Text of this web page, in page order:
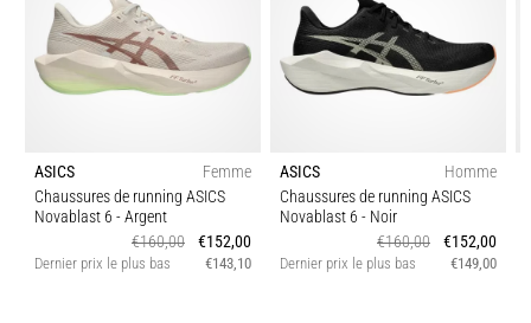
ASICS
Femme
Chaussures de running ASICS
Novablast 6 - Argent
€160,00
€152,00
Dernier prix le plus bas €143,10
ASICS
Homme
Chaussures de running ASICS
Novablast 6 - Noir
€160,00
€152,00
Dernier prix le plus bas €149,00